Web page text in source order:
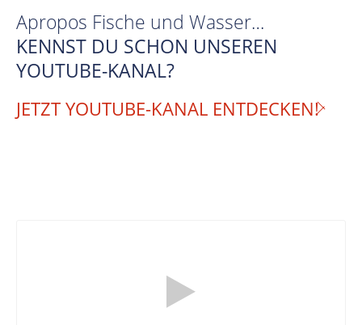
Apropos Fische und Wasser…
KENNST DU SCHON UNSEREN
YOUTUBE-KANAL?
JETZT YOUTUBE-KANAL ENTDECKEN!